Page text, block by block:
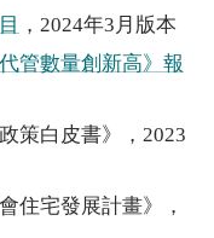
，2024年3月版本
管數量創新高》報
策白皮書》，2023
住宅發展計畫》，